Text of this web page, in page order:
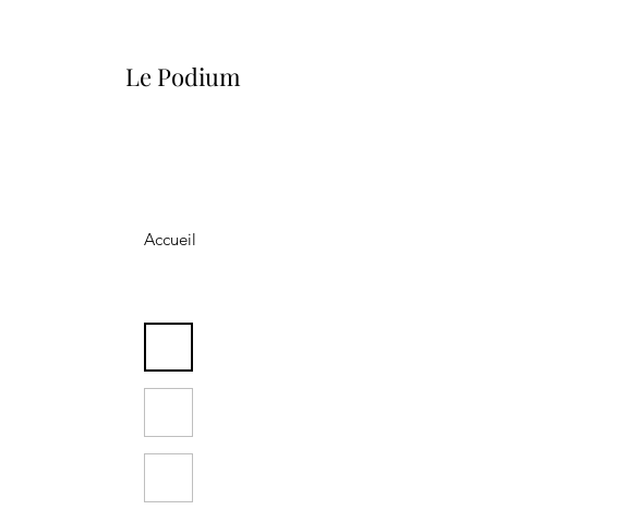
Le Podium
Accueil